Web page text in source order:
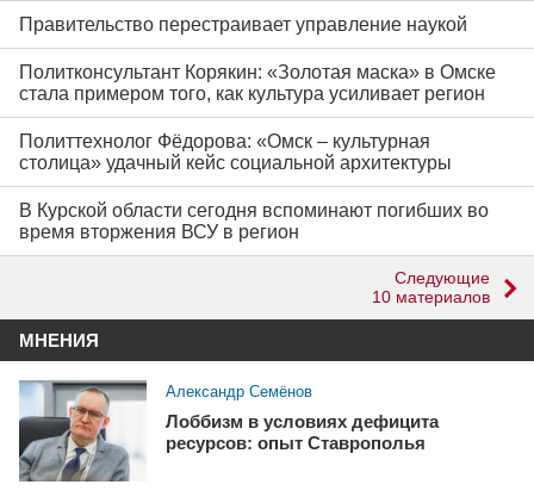
Правительство перестраивает управление наукой
Политконсультант Корякин: «Золотая маска» в Омске
стала примером того, как культура усиливает регион
Политтехнолог Фёдорова: «Омск – культурная
столица» удачный кейс социальной архитектуры
В Курской области сегодня вспоминают погибших во
время вторжения ВСУ в регион
Следующие
10 материалов
МНЕНИЯ
Александр Семёнов
Лоббизм в условиях дефицита
ресурсов: опыт Ставрополья